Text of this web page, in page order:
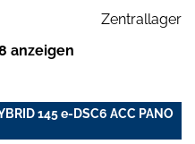
Zentrallager
anzeigen
145 e-DSC6 ACC PANO